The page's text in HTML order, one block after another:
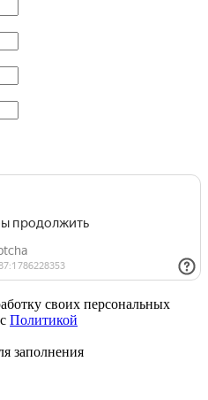
своих персональных
Политикой
заполнения